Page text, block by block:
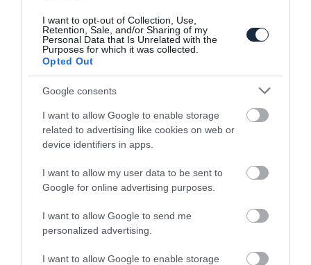
I want to opt-out of Collection, Use,
Retention, Sale, and/or Sharing of my
Personal Data that Is Unrelated with the
Purposes for which it was collected.
Opted Out
Google consents
I want to allow Google to enable storage
related to advertising like cookies on web or
device identifiers in apps.
I want to allow my user data to be sent to
Google for online advertising purposes.
I want to allow Google to send me
personalized advertising.
I want to allow Google to enable storage
Jól megy a villanyautózás a franciáknak
Kijelző a kormányon? A GM már ezt is
számításba veszi